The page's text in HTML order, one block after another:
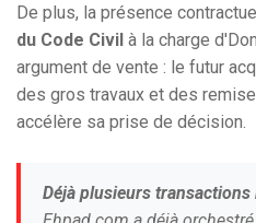
De plus, la présence
du Code Civil à la charge
argument de vente : le futur
des gros travaux et des
accélère sa prise de décision.
Déjà plusieurs transactions